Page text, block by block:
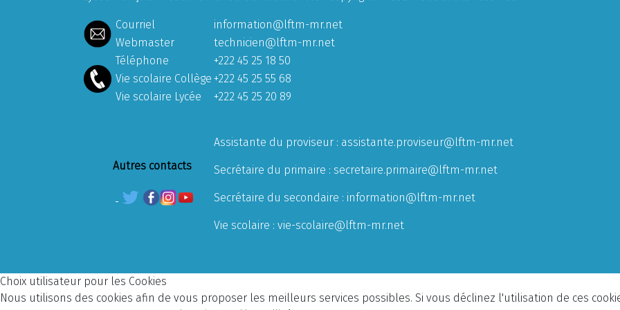
Courriel
information@lftm-mr.net
Webmaster
technicien@lftm-mr.net
Téléphone
+222 45 25 18 50
Vie scolaire Collège +222 45 25 55 68
Vie scolaire Lycée
+222 45 25 20 89
Autres contacts
Assistante du proviseur : assistante.proviseur@lftm-mr.net
Secrétaire du primaire : secretaire.primaire@lftm-mr.net
Secrétaire du secondaire : information@lftm-mr.net
Vie scolaire : vie-scolaire@lftm-mr.net
Choix utilisateur pour les Cookies
Nous utilisons des cookies afin de vous proposer les meilleurs services possibles. Si vous déclinez l'utilisation de ces